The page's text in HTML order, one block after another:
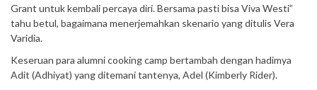
Grant untuk kembali percaya diri. Bersama pasti bisa Viva Westi”
tahu betul, bagaimana menerjemahkan skenario yang ditulis Vera
Varidia.
Keseruan para alumni cooking camp bertambah dengan hadimya
Adit (Adhiyat) yang ditemani tantenya, Adel (Kimberly Rider).